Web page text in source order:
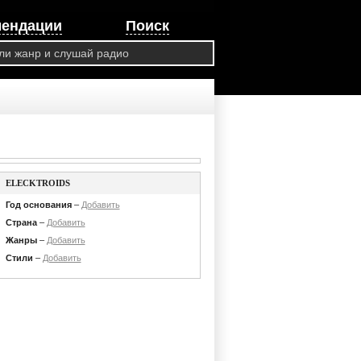
Поиск
ELECKTROIDS
Год основания– Добавить
Страна– Добавить
Жанры– Добавить
Стили – Добавить